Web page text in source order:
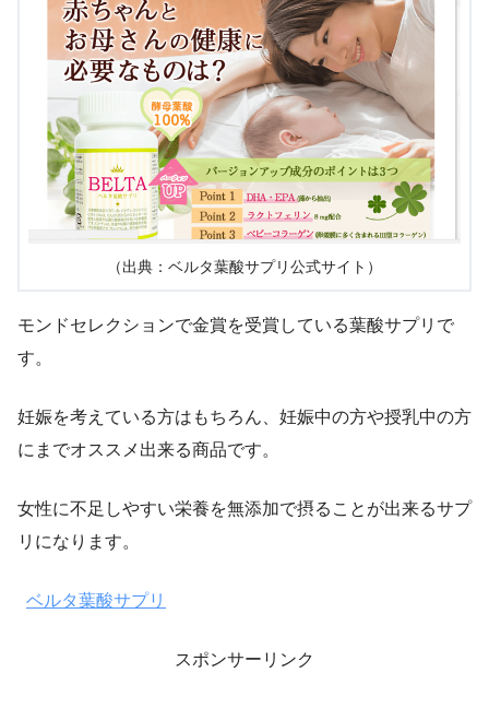
（出典：ベルタ葉酸サプリ公式サイト）
モンドセレクションで金賞を受賞している葉酸サプリで
す。
妊娠を考えている方はもちろん、妊娠中の方や授乳中の方
にまでオススメ出来る商品です。
女性に不足しやすい栄養を無添加で摂ることが出来るサプ
リになります。
ベルタ葉酸サプリ
スポンサーリンク